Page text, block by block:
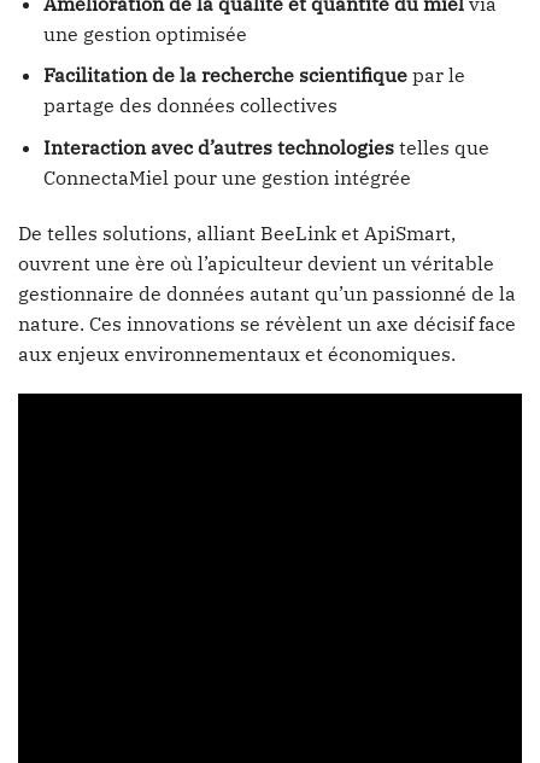
une gestion optimisée
Facilitation de la recherche scientifiquepar le
partage des données collectives
Interaction avec d’autres technologiestelles que
ConnectaMiel pour une gestion intégrée
De telles solutions, alliant BeeLink et ApiSmart,
ouvrent une ère où l’apiculteur devient un véritable
gestionnaire de données autant qu’un passionné de la
nature. Ces innovations se révèlent un axe décisif face
aux enjeux environnementaux et économiques.